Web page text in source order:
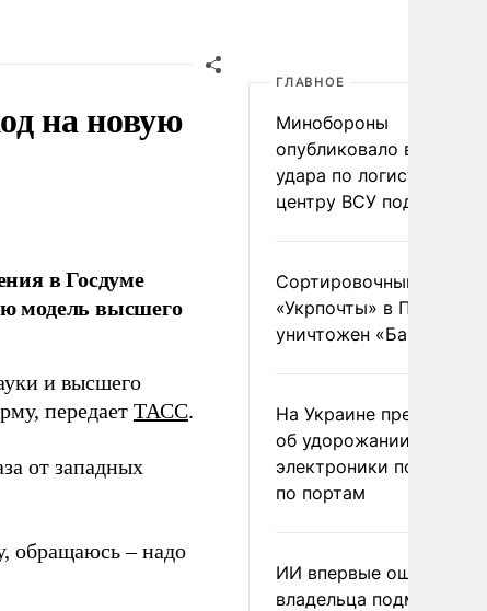
на новую
в Госдуме
модель высшего
и высшего
передает ТАСС.
от западных
обращаюсь – надо
ГЛАВНОЕ
Минобороны
опубликовало видео
удара по
центру ВСУ под Киевом
Сортировочный пункт
«Укрпочты» в
уничтожен
На Украине
об удорожании
электроники после
по портам
ИИ впервые
владельца